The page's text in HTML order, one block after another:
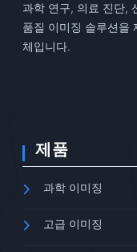
과학 연구, 의료 진단,
품질 이미징 솔루션을
체입니다.
제품
과학 이미징
고급 이미징